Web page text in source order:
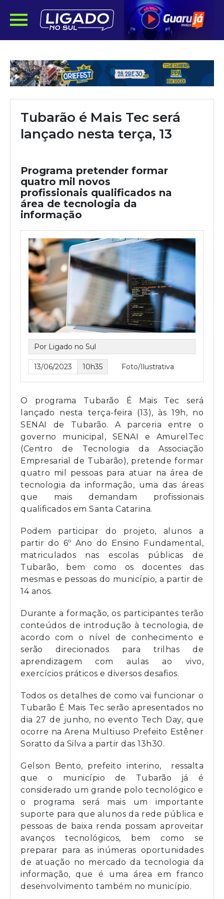
Tubarão é Mais Tec será
lançado nesta terça, 13
Programa pretender formar
quatro mil novos
profissionais qualificados na
área de tecnologia da
informação
Por Ligado no Sul
13/06/2023 10h35 Foto/Ilustrativa
O programa Tubarão É Mais Tec será
lançado nesta terça-feira (13), às 19h, no
SENAI de Tubarão. A parceria entre o
governo municipal, SENAI e AmurelTec
(Centro de Tecnologia da Associação
Empresarial de Tubarão), pretende formar
quatro mil pessoas para atuar na área de
tecnologia da informação, uma das áreas
que mais demandam profissionais
qualificados em Santa Catarina.
Podem participar do projeto, alunos a
partir do 6º Ano do Ensino Fundamental,
matriculados nas escolas públicas de
Tubarão, bem como os docentes das
mesmas e pessoas do município, a partir de
14 anos.
Durante a formação, os participantes terão
conteúdos de introdução à tecnologia, de
acordo com o nível de conhecimento e
serão direcionados para trilhas de
aprendizagem com aulas ao vivo,
exercícios práticos e diversos desafios.
Todos os detalhes de como vai funcionar o
Tubarão É Mais Tec serão apresentados no
dia 27 de junho, no evento Tech Day, que
ocorre na Arena Multiuso Prefeito Estêner
Soratto da Silva a partir das 13h30.
Gelson Bento, prefeito interino, ressalta
que o município de Tubarão já é
considerado um grande polo tecnológico e
o programa será mais um importante
suporte para que alunos da rede pública e
pessoas de baixa renda possam aproveitar
avanços tecnológicos, bem como se
preparar para as inúmeras oportunidades
de atuação no mercado da tecnologia da
informação, que é uma área em franco
desenvolvimento também no município.